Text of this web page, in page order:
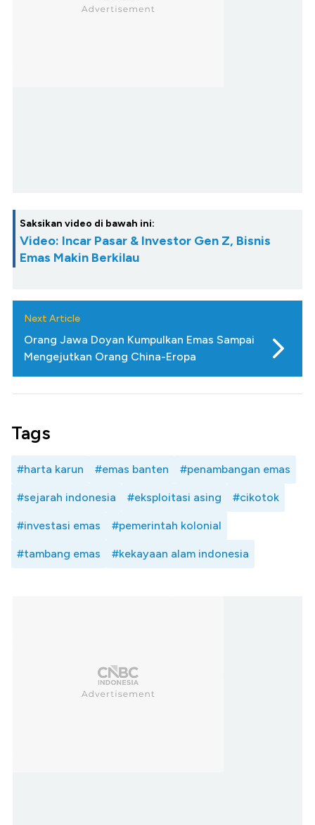
Saksikan video di bawah ini:
Video: Incar Pasar & Investor Gen Z, Bisnis
Emas Makin Berkilau
Next Article
Orang Jawa Doyan Kumpulkan Emas Sampai
Mengejutkan Orang China-Eropa
Tags
#harta karun #emas banten #penambangan emas
#sejarah indonesia #eksploitasi asing #cikotok
#investasi emas #pemerintah kolonial
#tambang emas #kekayaan alam indonesia